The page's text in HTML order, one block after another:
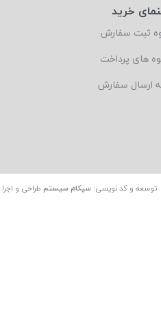
خرید
ثبت سفارش
های پرداخت
ارسال سفارش
و کد نویسی: سپکام سیستم طراحی و اجرا